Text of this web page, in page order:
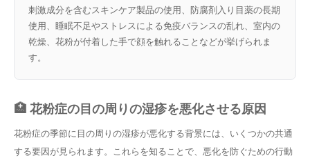
刺激成分を含むスキンケア製品の使用、防腐剤入り目薬の長期
使用、睡眠不足やストレスによる免疫バランスの乱れ、室内の
乾燥、花粉が付着した手で顔を触れることなどが挙げられま
す。
🏥 花粉症の目の周りの湿疹を悪化させる原因
花粉症の季節に目の周りの湿疹が悪化する背景には、いくつかの共通
する要因が見られます。これらを知ることで、悪化を防ぐための行動